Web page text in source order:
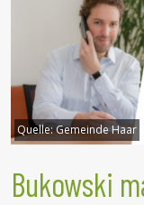
Quelle: Gemeinde Haar
Bukowski